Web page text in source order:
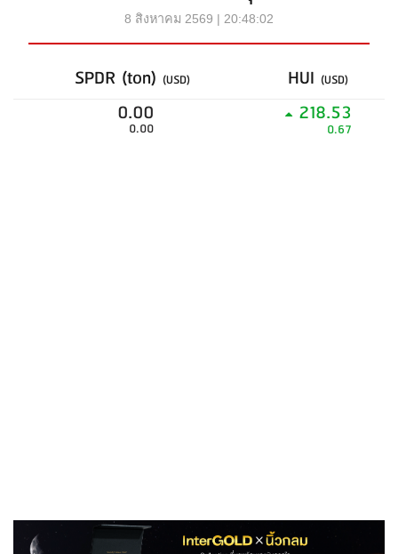
8 สิงหาคม 2569 | 20:48:02
SPDR (ton) (USD) HUI (USD)
0.00
0.00
218.53
0.67